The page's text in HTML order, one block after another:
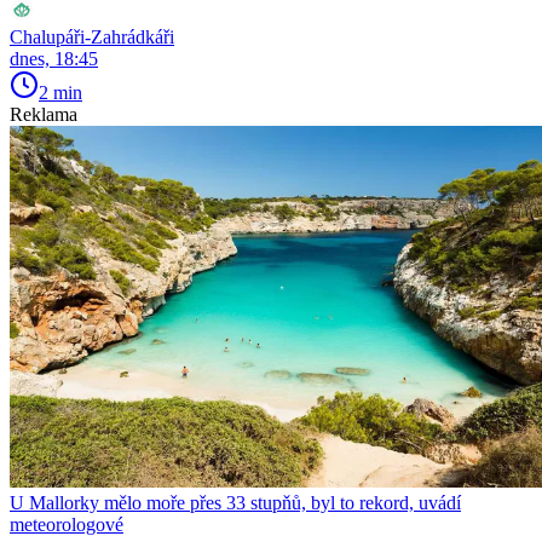
Chalupáři-Zahrádkáři
dnes, 18:45
2 min
Reklama
U Mallorky mělo moře přes 33 stupňů, byl to rekord, uvádí
meteorologové